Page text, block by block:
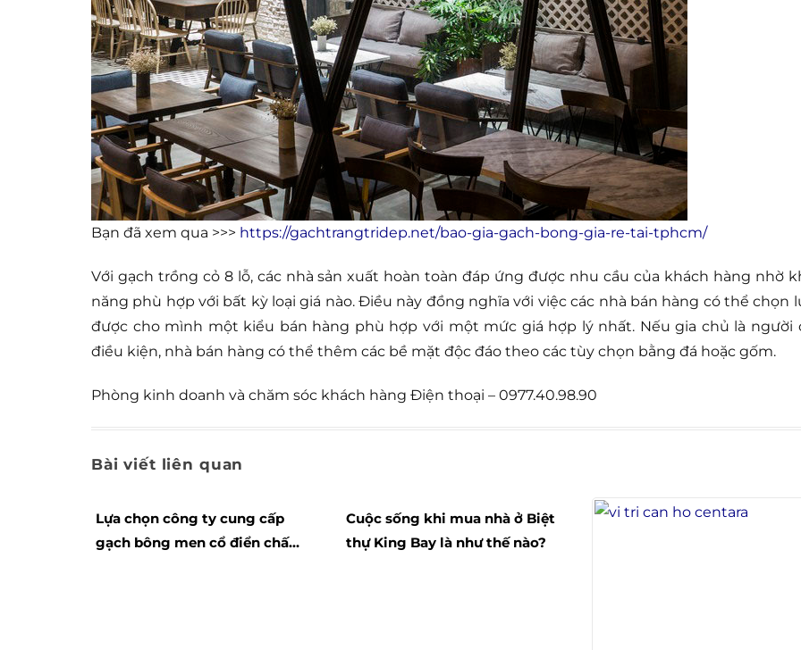
Bạn đã xem qua >>> https://gachtrangtridep.net/bao-gia-gach-bong-gia-re-tai-tphcm/
Với gạch trồng cỏ 8 lỗ, các nhà sản xuất hoàn toàn đáp ứng được nhu cầu của khách hàng nhờ
năng phù hợp với bất kỳ loại giá nào. Điều này đồng nghĩa với việc các nhà bán hàng có thể chọn
được cho mình một kiểu bán hàng phù hợp với một mức giá hợp lý nhất. Nếu gia chủ là người
điều kiện, nhà bán hàng có thể thêm các bề mặt độc đáo theo các tùy chọn bằng đá hoặc gốm.
Phòng kinh doanh và chăm sóc khách hàng Điện thoại – 0977.40.98.90
Bài viết liên quan
Lựa chọn công ty cung cấp
gạch bông men cổ điển chất
Cuộc sống khi mua nhà ở Biệt
thự King Bay là như thế nào?